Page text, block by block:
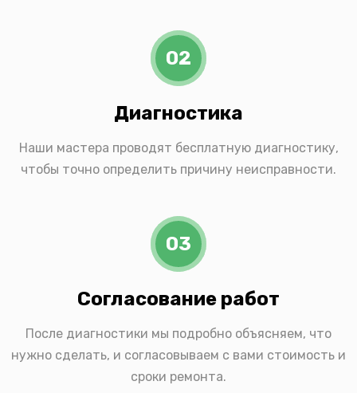
02
Диагностика
Наши мастера проводят бесплатную диагностику,
чтобы точно определить причину неисправности.
03
Согласование работ
После диагностики мы подробно объясняем, что
нужно сделать, и согласовываем с вами стоимость и
сроки ремонта.